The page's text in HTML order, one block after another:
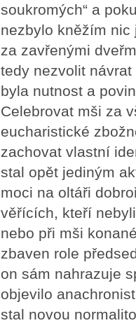
soukromých“ a
nezbylo kněžím nic
za zavřenými
tedy nezvolit
byla nutnost a
Celebrovat mši za
eucharistické
zachovat vlastní
stal opět jediným
moci na oltáři
věřících, kteří
nebo při mši
zbaven role
on sám nahrazuje
objevilo
stal novou